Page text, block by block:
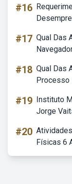
#16
#17 Qual Das
#18 Qual Das
Processo
#19 Instituto
Jorge
#20
Físicas 6